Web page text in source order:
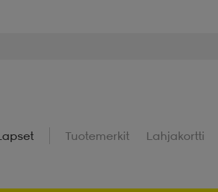
Tuotemerkit Lahjakortti